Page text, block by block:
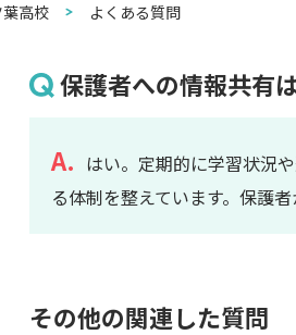
高校 よくある質問
保護者への情報共有
A. はい。定期的に学習状況
る体制を整えています。保護
その他の関連した質問